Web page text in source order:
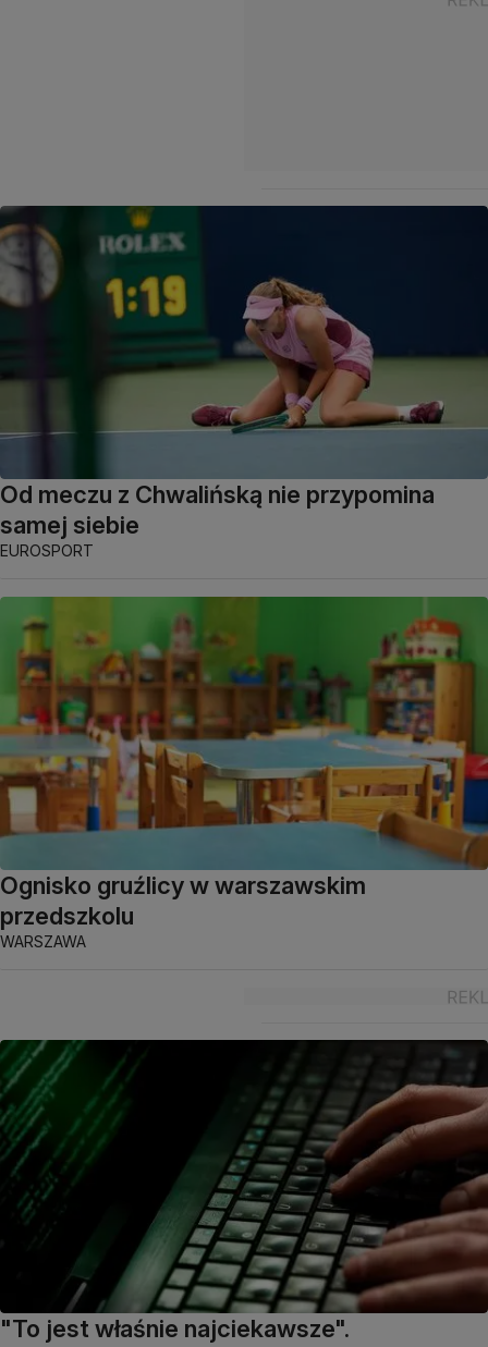
Od meczu z Chwalińską nie przypomina
samej siebie
EUROSPORT
Ognisko gruźlicy w warszawskim
przedszkolu
WARSZAWA
"To jest właśnie najciekawsze".